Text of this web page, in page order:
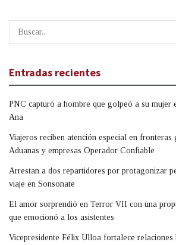
Entradas recientes
PNC capturó a hombre que golpeó a su mujer
Ana
Viajeros reciben atención especial en fronteras
Aduanas y empresas Operador Confiable
Arrestan a dos repartidores por protagonizar
viaje en Sonsonate
El amor sorprendió en Terror VII con una
que emocionó a los asistentes
Vicepresidente Félix Ulloa fortalece relaciones